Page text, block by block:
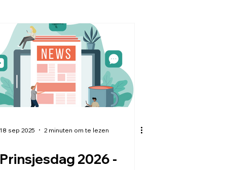
18 sep 2025 2 minuten om te lezen
Prinsjesdag 2026 -